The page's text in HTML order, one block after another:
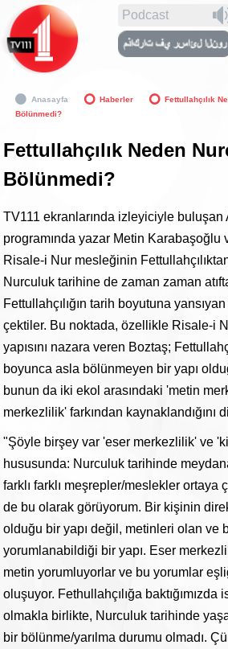
Podcast
Anasayfa Haberler
Fettullahçılık
Bölünmedi?
Fettullahçılık Neden
Bölünmedi?
TV111 ekranlarında izleyiciyle buluşan
programında yazar Metin Karabaşoğlu
Risale-i Nur mesleğinin
Nurculuk tarihine de zaman zaman
Fettullahçılığın tarih boyutuna
çektiler. Bu noktada, özellikle Risale-i
yapısını nazara veren Boztaş;
boyunca asla bölünmeyen bir yapı
bunun da iki ekol arasındaki 'metin
merkezlilik' farkından kaynaklandığını
"Şöyle birşey var 'eser merkezlilik' ve
hususunda: Nurculuk tarihinde
farklı farklı meşrepler/meslekler ortaya
de bu olarak görüyorum. Bir kişinin
olduğu bir yapı değil, metinleri olan ve
yorumlanabildiği bir yapı. Eser
metin yorumluyorlar ve bu yorumlar
oluşuyor. Fethullahçılığa baktığımızda
olmakla birlikte, Nurculuk tarihinde
bir bölünme/yarılma durumu olmadı.